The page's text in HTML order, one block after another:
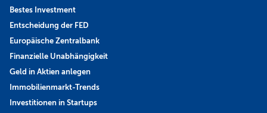
Bestes Investment
Entscheidung der FED
Europäische Zentralbank
Finanzielle Unabhängigkeit
Geld in Aktien anlegen
Immobilienmarkt-Trends
Investitionen in Startups